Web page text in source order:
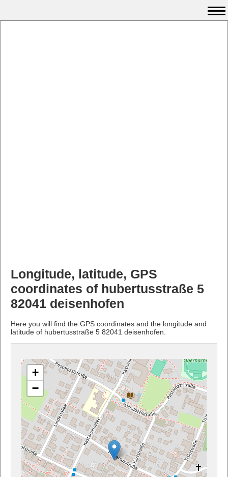
Longitude, latitude, GPS
coordinates of hubertusstraße 5
82041 deisenhofen
Here you will find the GPS coordinates and the longitude and
latitude of hubertusstraße 5 82041 deisenhofen.
+
−